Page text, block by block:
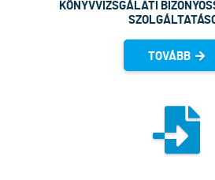
KÖNYVVIZSGÁLATI
TOVÁBB